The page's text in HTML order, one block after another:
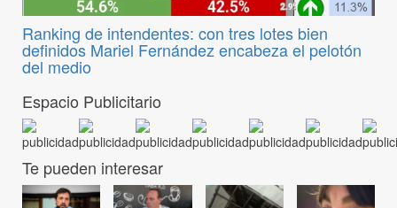
Ranking de intendentes: con tres lotes bien
definidos Mariel Fernández encabeza el pelotón
del medio
Espacio Publicitario
Te pueden interesar